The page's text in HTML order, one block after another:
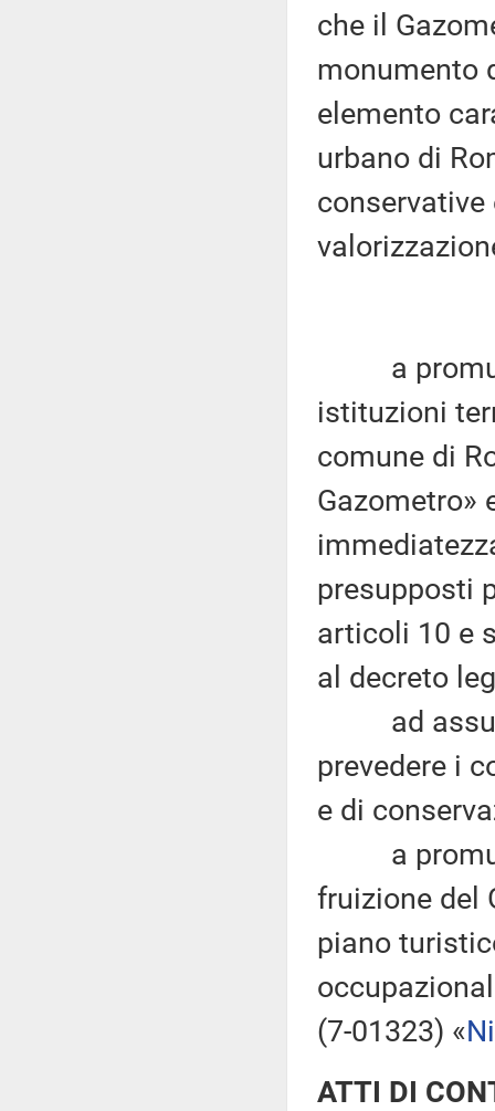
che il
monumento
elemento
urbano di
a
istituzioni
comune di
Gazometro»
presupposti
articoli 10 e
al decreto
ad
prevedere i
e di
a
fruizione del
piano
(7-01323) «
ATTI DI